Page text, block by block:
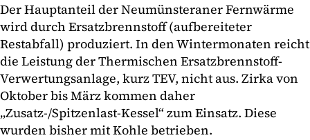
Der Hauptanteil der Neumünsteraner Fernwärme
wird durch Ersatzbrennstoff (aufbereiteter
Restabfall) produziert. In den Wintermonaten reicht
die Leistung der Thermischen Ersatzbrennstoff-
Verwertungsanlage, kurz TEV, nicht aus. Zirka von
Oktober bis März kommen daher
„Zusatz-/Spitzenlast-Kessel“ zum Einsatz. Diese
wurden bisher mit Kohle betrieben.